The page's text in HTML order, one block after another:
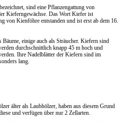
sind eine Pflanzengattung von
Kieferngewächse. Das Wort Kiefer ist
von Kienföhre entstanden und ist erst ab dem 16.
einige auch als Sträucher. Kiefern sind
durchschnittlich knapp 45 m hoch und
Ihre Nadelblätter der Kiefern sind im
lang.
älter als Laubhölzer, haben aus diesem Grund
und verfügen über nur 2 Zellarten.